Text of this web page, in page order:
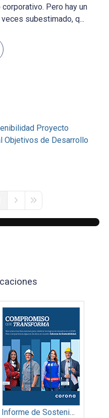
Pero hay un
subestimado, q...
Proyecto
Objetivos de Desarrollo
PageNext PageLast Page
Informe de Sostenibilidad 2025: Organización Corona